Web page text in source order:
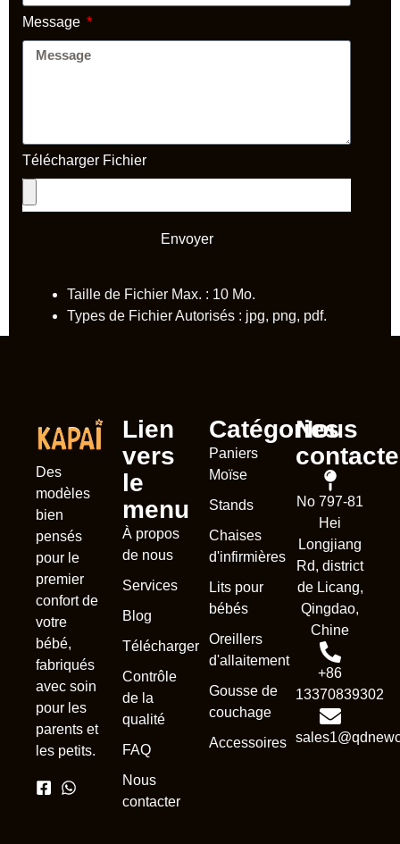
Message
Télécharger Fichier
Envoyer
Taille de Fichier Max. : 10 Mo.
Types de Fichier Autorisés : jpg, png, pdf.
Des
modèles
bien
pensés
pour le
premier
confort de
votre
bébé,
fabriqués
avec soin
pour les
parents et
les petits.
Lien
vers
le
menu
À propos
de nous
Services
Blog
Télécharger
Contrôle
de la
qualité
FAQ
Nous
contacter
Catégories
Paniers
Moïse
Stands
Chaises
d'infirmières
Lits pour
bébés
Oreillers
d'allaitement
Gousse de
couchage
Accessoires
Nous
No 797-81
Hei
Longjiang
Rd, district
de Licang,
Qingdao,
Chine
+86
13370839302